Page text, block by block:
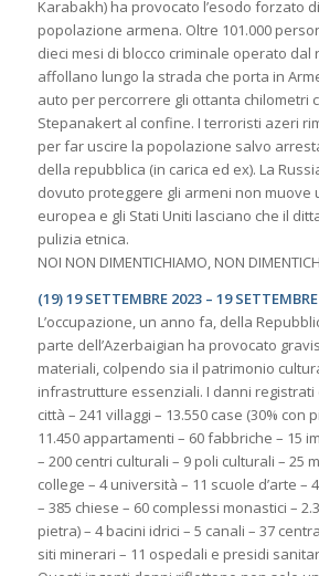
Karabakh) ha provocato l’esodo forzato
popolazione armena. Oltre 101.000
dieci mesi di blocco criminale operato dal
affollano lungo la strada che porta in
auto per percorrere gli ottanta chilometri
Stepanakert al confine. I terroristi azeri
per far uscire la popolazione salvo
della repubblica (in carica ed ex). La
dovuto proteggere gli armeni non muove
europea e gli Stati Uniti lasciano che il
pulizia etnica.
NOI NON DIMENTICHIAMO, NON
(19) 19 SETTEMBRE 2023 – 19
L’occupazione, un anno fa, della
parte dell’Azerbaigian ha provocato
materiali, colpendo sia il patrimonio
infrastrutture essenziali. I danni registrati
città – 241 villaggi – 13.550 case (30% con
11.450 appartamenti – 60 fabbriche – 15
– 200 centri culturali – 9 poli culturali – 25
college – 4 università – 11 scuole d’arte –
– 385 chiese – 60 complessi monastici –
pietra) – 4 bacini idrici – 5 canali – 37
siti minerari – 11 ospedali e presidi